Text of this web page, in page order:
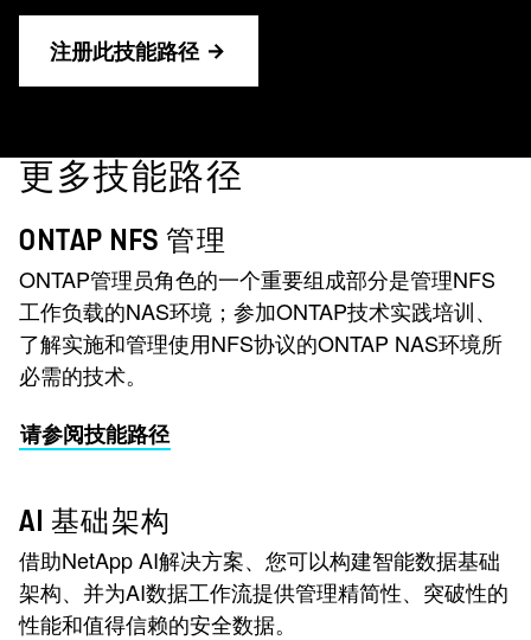
注册此技能路径
更多技能路径
ONTAP NFS 管理
ONTAP管理员角色的一个重要组成部分是管理NFS
工作负载的NAS环境；参加ONTAP技术实践培训、
了解实施和管理使用NFS协议的ONTAP NAS环境所
必需的技术。
请参阅技能路径
AI 基础架构
借助NetApp AI解决方案、您可以构建智能数据基础
架构、并为AI数据工作流提供管理精简性、突破性的
性能和值得信赖的安全数据。